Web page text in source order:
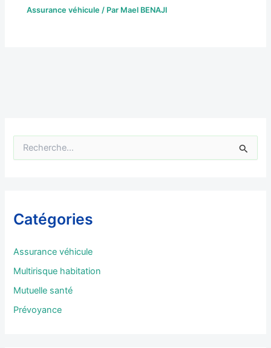
Assurance véhicule / Par Mael BENAJI
e
c
r
Catégories
Assurance véhicule
Multirisque habitation
Mutuelle santé
Prévoyance